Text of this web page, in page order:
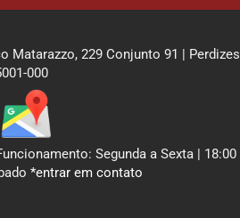
Matarazzo, 229 Conjunto 91 | Perdizes
000
Segunda a Sexta | 18:00
*entrar em contato